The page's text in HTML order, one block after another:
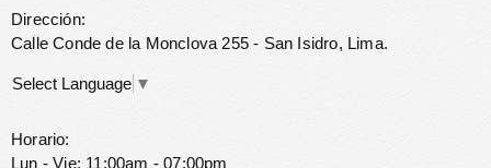
Dirección:
Calle Conde de la Monclova 255 - San Isidro, Lima.
Select Language ▼
Horario:
Lun - Vie: 11:00am - 07:00pm